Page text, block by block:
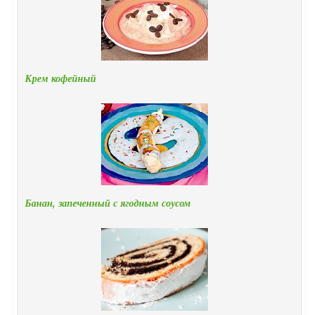
Крем кофейный
Банан, запеченный с ягодным соусом